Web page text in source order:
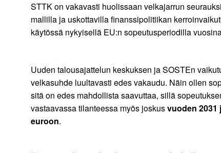
STTK on vakavasti huolissaan velkajarrun
mallilla ja uskottavilla finanssipolitiikan
käytössä nykyisellä EU:n sopeutusperiodilla
Uuden talousajattelun keskuksen ja SOSTEn
velkasuhde luultavasti edes vakaudu. Näin ollen
sitä on edes mahdollista saavuttaa, sillä
vastaavassa tilanteessa myös joskusvuoden 2031
euroon.